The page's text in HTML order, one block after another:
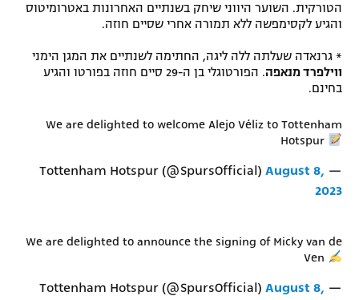
הטורקית. השוער היווני שיחק בשנתיים האחרונות באטרומיטוס
והגיע לקסימפשה ללא תמורה אחרי שסיים חוזה.
* גרנאדה שעלתה ללה ליגה, החתימה לשנתיים את המגן הימני
ווילפרד מנאפה
. הפורטוגלי בן ה-29 סיים חוזה בפורטו והגיע
בחינם.
We are delighted to welcome Alejo Véliz to Tottenham
Hotspur
— Tottenham Hotspur (@SpursOfficial)
August 8,
2023
We are delighted to announce the signing of Micky van de
Ven
— Tottenham Hotspur (@SpursOfficial)
August 8,